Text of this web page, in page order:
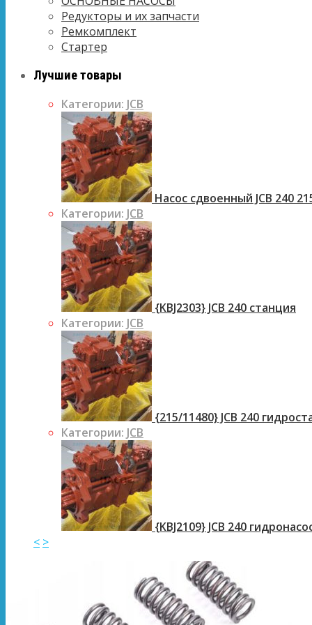
Редукторы и их запчасти
Ремкомплект
Стартер
Лучшие товары
Категории: JCB
Насос сдвоенный JCB 240
Категории: JCB
{KBJ2303} JCB 240 станция
Категории: JCB
{215/11480} JCB 240
Категории: JCB
{KBJ2109} JCB 240
< >